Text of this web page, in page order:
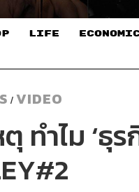
LIFE
/ VIDEO
ทำไม ‘ธุร